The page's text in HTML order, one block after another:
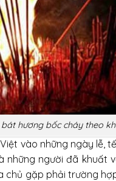
hương bốc cháy theo
vào những ngày lễ,
người đã khuất
chủ gặp phải trường